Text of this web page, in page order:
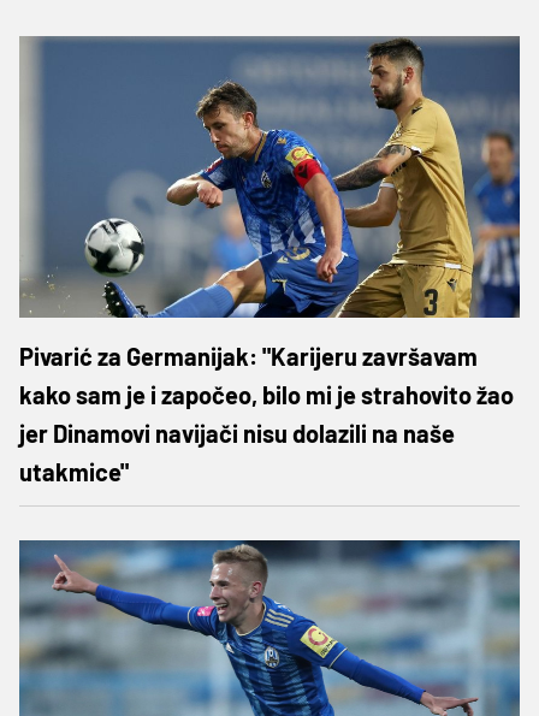
Pivarić za Germanijak: "Karijeru završavam
kako sam je i započeo, bilo mi je strahovito žao
jer Dinamovi navijači nisu dolazili na naše
utakmice"